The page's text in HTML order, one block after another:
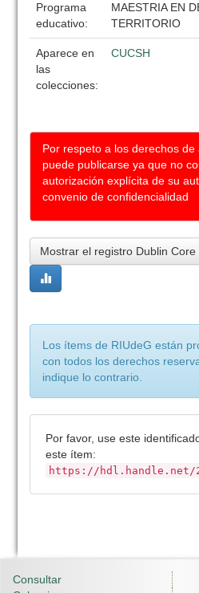
Programa
educativo:
MAESTRIA EN
TERRITORIO
Aparece en
las
colecciones:
CUCSH
Por respeto a los derechos
puede publicarse ya que no
autorización explícita de su
convenio de confidencialidad
Mostrar el registro Dublin
Los ítems de RIUdeG están
con todos los derechos
indique lo contrario.
Por favor, use este
este ítem:
https://hdl.handle.net/
Consultar